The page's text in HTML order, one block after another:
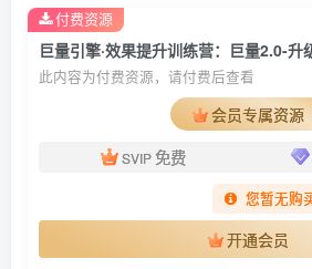
此内容为付费资源，请付费后查看
会员专属资源
SVIP免费
您暂无购
开通会员
付费资源